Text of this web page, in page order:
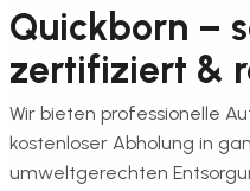
Quickborn –
zertifiziert &
Wir bieten professionelle
kostenloser Abholung in
umweltgerechten